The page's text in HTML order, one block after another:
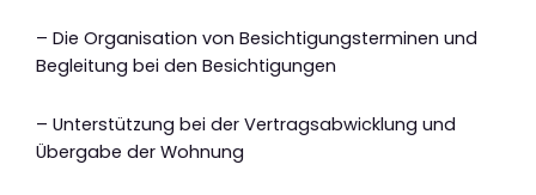
– Die Organisation von Besichtigungsterminen und
Begleitung bei den Besichtigungen
– Unterstützung bei der Vertragsabwicklung und
Übergabe der Wohnung